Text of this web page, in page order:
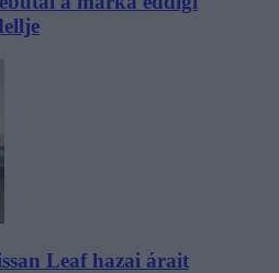
Leaf hazai árait